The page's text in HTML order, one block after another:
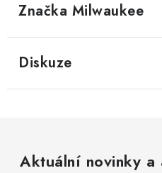
Značka Milwaukee
Diskuze
Aktuální novinky a